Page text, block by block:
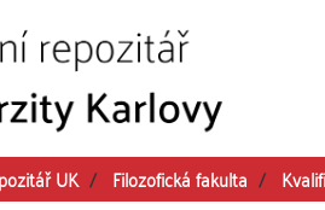
UK Filozofická fakulta